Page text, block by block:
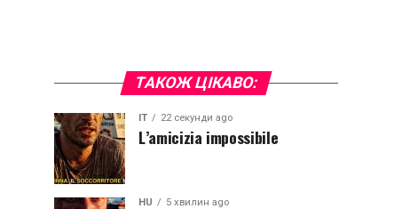
ТАКОЖ ЦІКАВО:
IT 22 секунди ago
L’amicizia impossibile
HU 5 хвилин ago